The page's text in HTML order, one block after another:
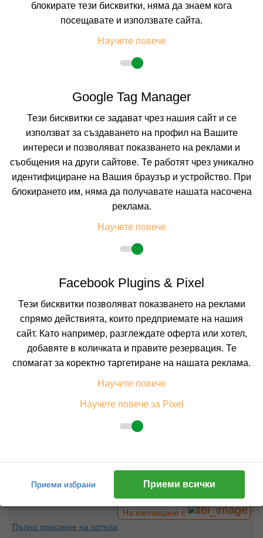
4-YOU HOTEL APARTMENTS
SITHONIA, HALKIDIKI, GREECE Покажи на картата
0.0 (от 0 мнения на клиенти)
91.92 лв. /47.00 €
На изплащане с
КАЛКУЛИРАЙ ЦЕНА
91.92 лв. /47.00 €
На изплащане с
Пълно описание на хотела
блокирате тези бисквитки, няма да знаем кога
посещавате и използвате сайта.
Научете повече
Google Tag Manager
Тези бисквитки се задават чрез нашия сайт и се
използват за създаването на профил на Вашите
интереси и позволяват показването на реклами и
съобщения на други сайтове. Те работят чрез уникално
идентифициране на Вашия браузър и устройство. При
блокирането им, няма да получавате нашата насочена
реклама.
Научете повече
Facebook Plugins & Pixel
Тези бисквитки позволяват показването на реклами
спрямо действията, които предприемате на нашия
сайт. Като например, разглеждате оферта или хотел,
добавяте в количката и правите резервация. Те
спомагат за коректно таргетиране на нашата реклама.
Научете повече
Научете повече за Pixel
Приеми избрани Приеми всички